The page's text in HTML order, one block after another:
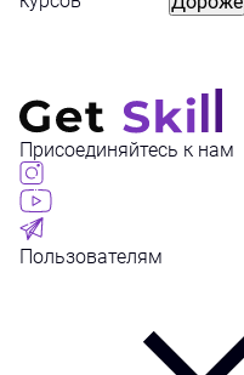
Присоединяйтесь к нам
Пользователям